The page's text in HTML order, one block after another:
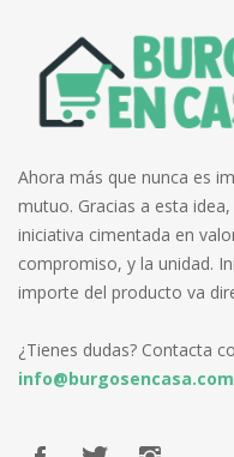
Ahora más que nunca es
mutuo. Gracias a esta idea,
iniciativa cimentada en
compromiso, y la unidad.
importe del producto va
¿Tienes dudas? Contacta
info@burgosencasa.com